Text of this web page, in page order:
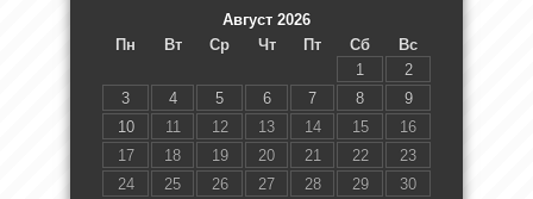
Август 2026
Пн
Вт Ср Чт Пт Сб
Вс
1
2
3
4 5 6 7 8
9
10
11 12 13 14 15
16
17
18 19 20 21 22
23
24
25 26 27 28 29
30